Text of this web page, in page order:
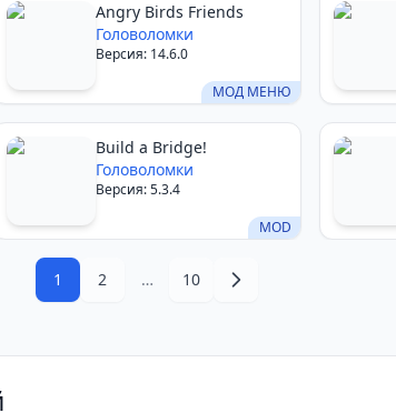
МОД МЕНЮ
Angry Birds Friends
Головоломки
Версия: 14.6.0
MOD
Build a Bridge!
Головоломки
Версия: 5.3.4
1 2 … 10